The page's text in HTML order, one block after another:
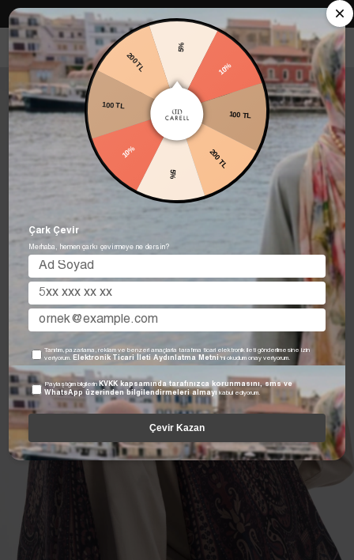
Carell in Roma Koleksiyonu Şimdi Satışta! Hemen keşfet.
5%
10%
100 TL
200 TL
5%
10%
100 TL
200 TL
Çark Çevir
Merhaba, hemen çarkı çevirmeye ne dersin?
Tanıtım, pazarlama, reklam ve benzeri amaçlarla tarafıma ticari elektronik ileti gönderilmesine izin
veriyorum. Elektronik Ticari İleti Aydınlatma Metni 'ni okudum onay veriyorum.
Paylaştığım bilgilerin KVKK kapsamında tarafınızca korunmasını, sms ve
WhatsApp üzerinden bilgilendirmeleri almayı
kabul ediyorum.
Çevir Kazan